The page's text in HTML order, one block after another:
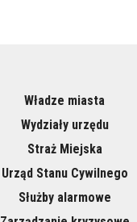
Władze miasta
Wydziały urzędu
Straż Miejska
Urząd Stanu Cywilnego
Służby alarmowe